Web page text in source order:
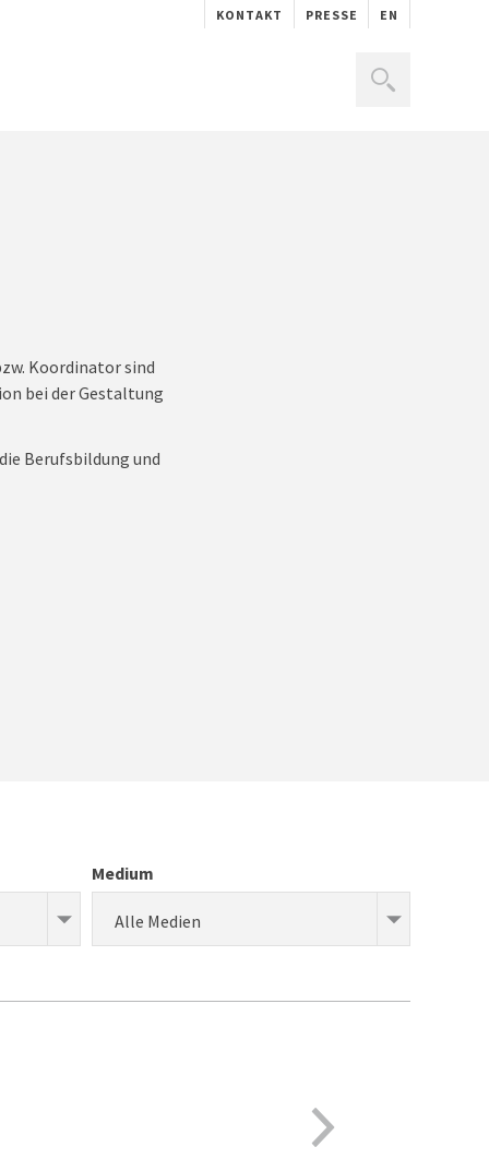
KONTAKT PRESSE EN
Koordinator sind
bei der Gestaltung
Berufsbildung und
Medium
Alle Medien